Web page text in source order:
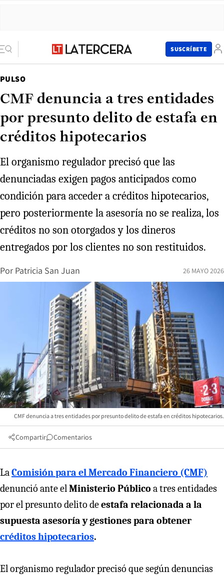
SUSCRÍBETE
PULSO
CMF denuncia a tres entidades
por presunto delito de estafa en
créditos hipotecarios
El organismo regulador precisó que las
denunciadas exigen pagos anticipados como
condición para acceder a créditos hipotecarios,
pero posteriormente la asesoría no se realiza, los
créditos no son otorgados y los dineros
entregados por los clientes no son restituidos.
Por Patricia San Juan 26 MAYO 2026
CMF denuncia a tres entidades por presunto delito de estafa en créditos hipotecarios.
Compartir Comentarios
LaComisión para el Mercado Financiero (CMF)
denunció ante elMinisterio Público a tres entidades
por el presunto delito deestafa relacionada a la
supuesta asesoría y gestiones para obtener
créditos hipotecarios.
El organismo regulador precisó que según denuncias